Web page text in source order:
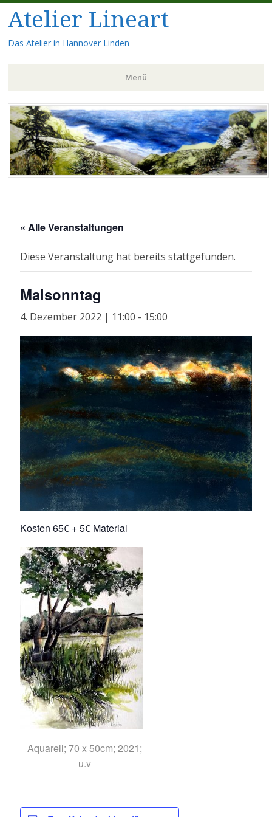
Atelier Lineart
Das Atelier in Hannover Linden
Menü
Zum
Inhalt
springen
« Alle Veranstaltungen
Diese Veranstaltung hat bereits stattgefunden.
Malsonntag
4. Dezember 2022 | 11:00 - 15:00
Kosten 65€ + 5€ Material
Aquarell; 70 x 50cm; 2021;
u.v